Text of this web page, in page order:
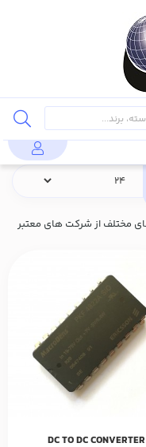
مبدل های DC به DC ایزوله
مبدل DC TO DC CONVERTER